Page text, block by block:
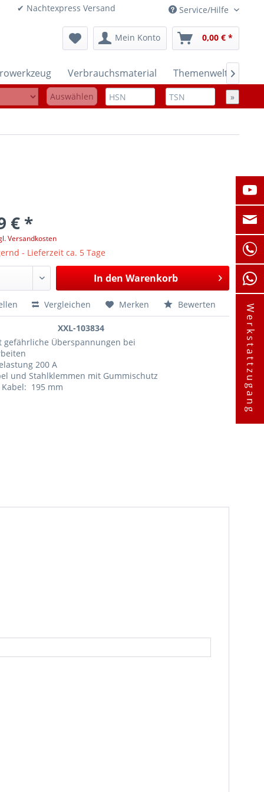
✔ Nachtexpress Versand Service/Hilfe
Mein Konto 0,00 € *
Verbrauchsmaterial Themenwelten

Auswählen »
€ *
Versandkosten
- Lieferzeit ca. 5 Tage
In den Warenkorb
Vergleichen Merken Bewerten
XXL-103834
gefährliche Überspannungen bei
200 A
und Stahlklemmen mit Gummischutz
195 mm
Werkstattzugang